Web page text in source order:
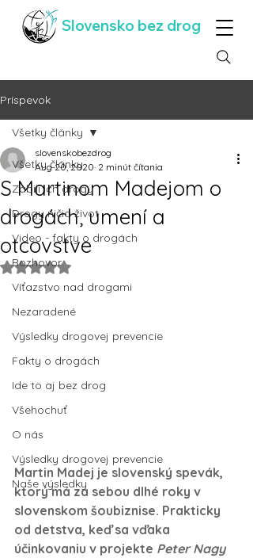
Slovensko bez drog
Príspevok
Všetky články
Zabili ich drogy
Drogy ničia život
Video - fakty o drogách
Rozhovor
Víťazstvo nad drogami
Nezaradené
Výsledky drogovej prevencie
Fakty o drogách
Ide to aj bez drog
Všehochuť
O nás
Výsledky drogovej prevencie
Naše výsledky
Všetky články
S Martinom Madejom o
drogách, umení a
otcovstve
slovenskobezdrog
Aug 20, 2020 2 minút čítania
Hodnotenie NaN z 5 hviezdičiek.
Martin Madej je slovenský spevák,
ktorý má za sebou dlhé roky v
slovenskom šoubiznise. Prakticky
od detstva, keď sa vďaka
účinkovaniu v projekte Peter Nagy